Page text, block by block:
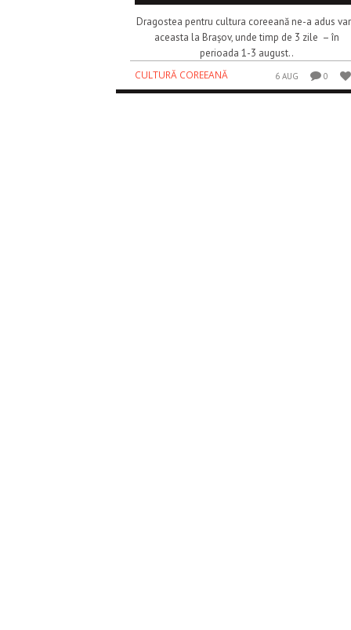
Dragostea pentru cultura coreeană ne-a adus
aceasta la Brașov, unde timp de 3 zile – în
perioada 1-3 august..
CULTURĂ COREEANĂ
6 AUG 0